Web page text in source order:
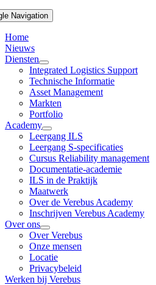
Navigation
Home
Nieuws
Diensten
Integrated Logistics Support
Technische Informatie
Asset Management
Markten
Portfolio
Academy
Leergang ILS
Leergang S-specificaties
Cursus Reliability management
Documentatie-academie
ILS in de Praktijk
Maatwerk
Over de Verebus Academy
Inschrijven Verebus Academy
Over ons
Over Verebus
Onze mensen
Locatie
Privacybeleid
Werken bij Verebus